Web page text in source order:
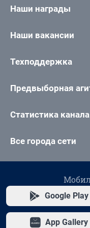
Наши награды
Наши вакансии
Техподдержка
Предвыборная
Статистика
Все города сети
Google Play
App Gallery